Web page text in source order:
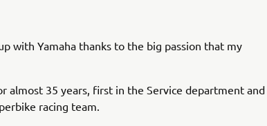
with Yamaha thanks to the big passion that my
almost 35 years, first in the Service department and
racing team.